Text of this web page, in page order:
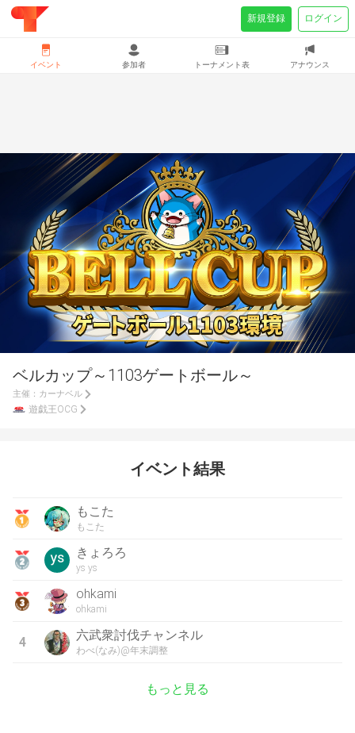
ベルカップ～1103ゲートボール～
主催： カーナベル
遊戯王OCG
イベント結果
もこた
もこた
きょろろ
ys ys
ohkami
ohkami
4 六武衆討伐チャンネル
わべ(なみ)@年末調整
もっと見る
イベント 参加者 トーナメント表 アナウンス
新規登録 ログイン